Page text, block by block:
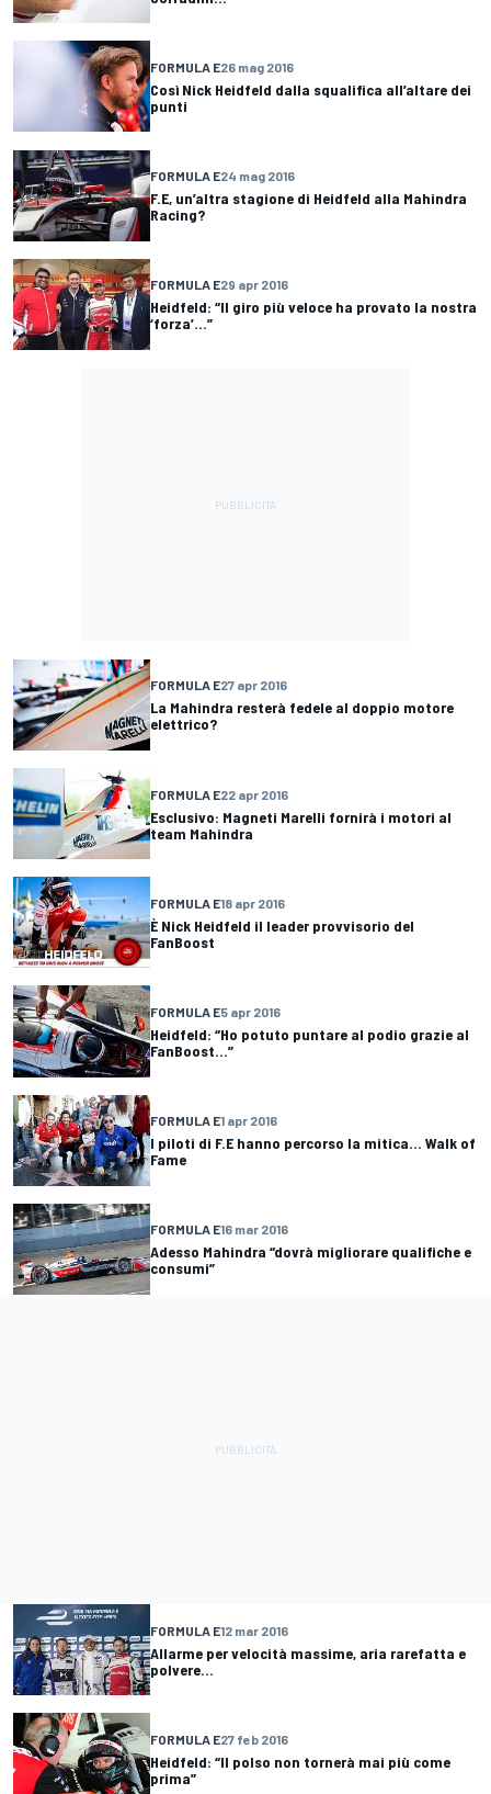
FORMULA E26 mag 2016
Così Nick Heidfeld dalla squalifica all’altare dei
punti
FORMULA E24 mag 2016
F.E, un’altra stagione di Heidfeld alla Mahindra
Racing?
FORMULA E29 apr 2016
Heidfeld: “Il giro più veloce ha provato la nostra
‘forza’...”
FORMULA E27 apr 2016
La Mahindra resterà fedele al doppio motore
elettrico?
FORMULA E22 apr 2016
Esclusivo: Magneti Marelli fornirà i motori al
team Mahindra
FORMULA E18 apr 2016
È Nick Heidfeld il leader provvisorio del
FanBoost
FORMULA E5 apr 2016
Heidfeld: “Ho potuto puntare al podio grazie al
FanBoost...”
FORMULA E1 apr 2016
I piloti di F.E hanno percorso la mitica… Walk of
Fame
FORMULA E16 mar 2016
Adesso Mahindra “dovrà migliorare qualifiche e
consumi”
FORMULA E12 mar 2016
Allarme per velocità massime, aria rarefatta e
polvere...
FORMULA E27 feb 2016
Heidfeld: “Il polso non tornerà mai più come
prima”